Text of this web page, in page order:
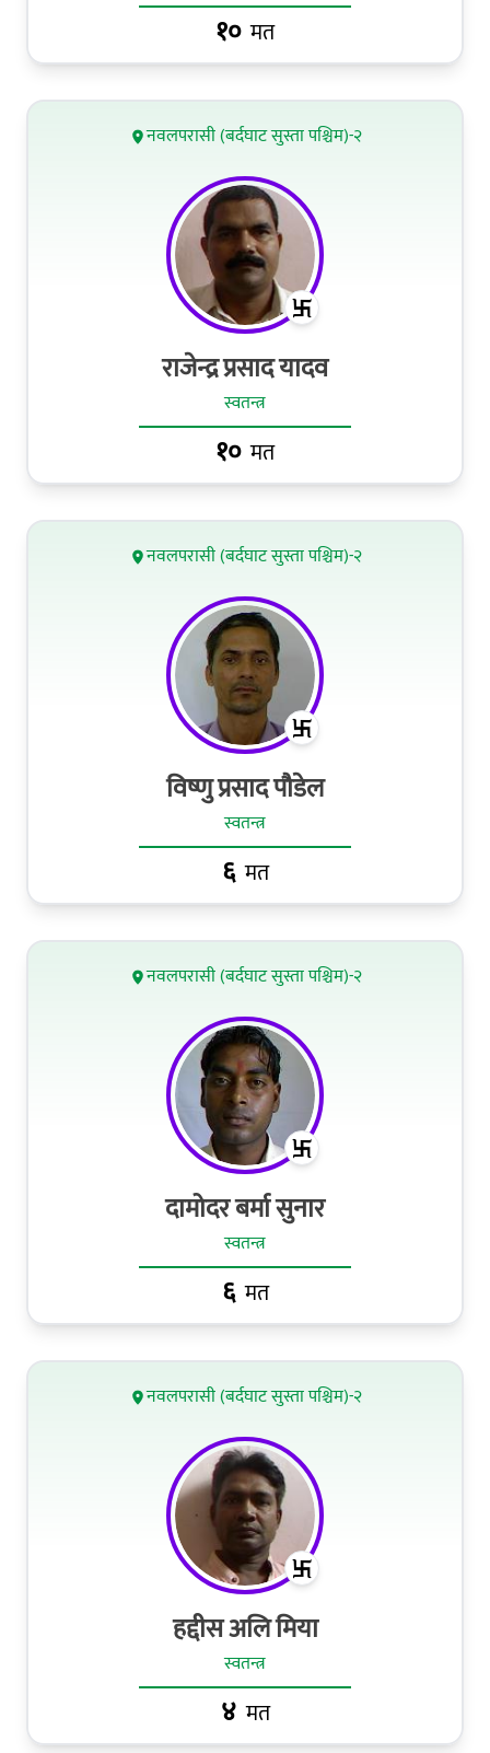
१० मत
नवलपरासी (बर्दघाट सुस्ता पश्चिम)-२
राजेन्द्र प्रसाद यादव
स्वतन्त्र
१० मत
नवलपरासी (बर्दघाट सुस्ता पश्चिम)-२
विष्णु प्रसाद पौडेल
स्वतन्त्र
६ मत
नवलपरासी (बर्दघाट सुस्ता पश्चिम)-२
दामोदर बर्मा सुनार
स्वतन्त्र
६ मत
नवलपरासी (बर्दघाट सुस्ता पश्चिम)-२
हद्दीस अलि मिया
स्वतन्त्र
४ मत